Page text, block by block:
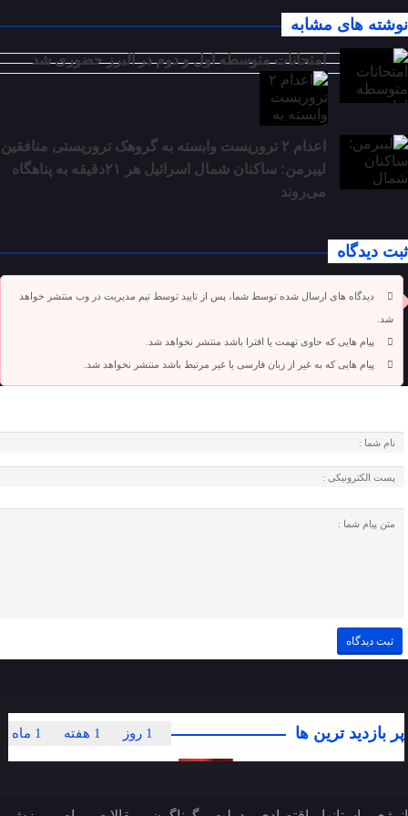
نوشته های مشابه
امتحانات متوسطه اول و دوم در البرز حضوری شد
اعدام ۲ تروریست وابسته به گروهک تروریستی منافقین
لیبرمن: ساکنان شمال اسرائیل هر ۲۱دقیقه به پناهگاه
می‌روند
ثبت دیدگاه
دیدگاه های ارسال شده توسط شما، پس از تایید توسط تیم مدیریت در وب منتشر خواهد
شد.
پیام هایی که حاوی تهمت یا افترا باشد منتشر نخواهد شد.
پیام هایی که به غیر از زبان فارسی یا غیر مرتبط باشد منتشر نخواهد شد.
پر بازدید ترین ها 1 ماه 1 هفته 1 روز